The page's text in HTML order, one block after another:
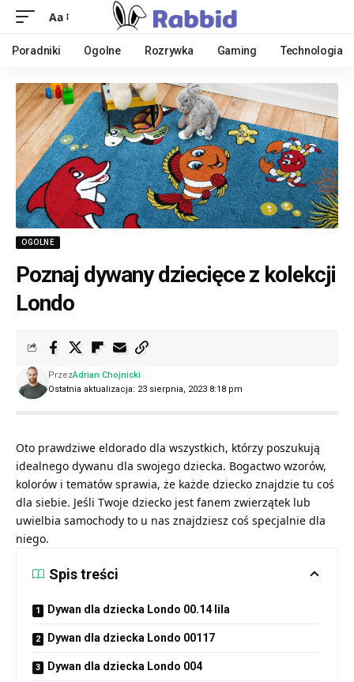
Aa
Poradniki Ogolne Rozrywka Gaming Technologia
OGOLNE
Poznaj dywany dziecięce z kolekcji
Londo
Ostatnia aktualizacja: 23 sierpnia, 2023 8:18 pm
PrzezAdrian Chojnicki
Oto prawdziwe eldorado dla wszystkich, którzy poszukują
idealnego dywanu dla swojego dziecka. Bogactwo wzorów,
kolorów i tematów sprawia, że każde dziecko znajdzie tu coś
dla siebie. Jeśli Twoje dziecko jest fanem zwierzątek lub
uwielbia samochody to u nas znajdziesz coś specjalnie dla
niego.
Spis treści
Dywan dla dziecka Londo 00.14 lila
Dywan dla dziecka Londo 00117
Dywan dla dziecka Londo 004